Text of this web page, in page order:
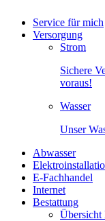
Service für mich
Versorgung
Strom
Sichere
voraus!
Wasser
Unser
Abwasser
E-Fachhandel
Internet
Bestattung
Übersicht